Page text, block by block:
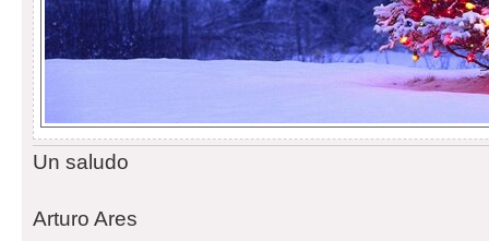
Un saludo
Arturo Ares